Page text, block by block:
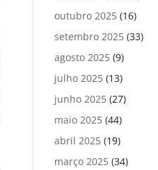
outubro 2025 (16)
setembro 2025 (33)
agosto 2025 (9)
julho 2025 (13)
junho 2025 (27)
maio 2025 (44)
abril 2025 (19)
março 2025 (34)